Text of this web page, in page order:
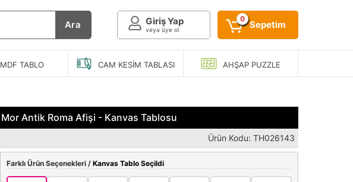
Ara Giriş Yap
veya üye ol
0
Sepetim
MDF TABLO CAM KESIM TABLASI AHŞAPPUZZLE
Mor Antik Roma Afişi - Kanvas Tablosu
Ürün Kodu: TH026143
Farklı Ürün Seçenekleri / Kanvas Tablo Seçildi